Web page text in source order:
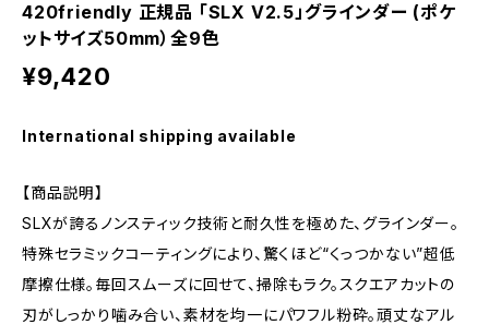
420friendly 正規品 「SLX V2.5」グラインダー (ポケ
ットサイズ50mm）全9色
¥9,420
International shipping available
【商品説明】
SLXが誇るノンスティック技術と耐久性を極めた、グラインダー。
特殊セラミックコーティングにより、驚くほど“くっつかない”超低
摩擦仕様。毎回スムーズに回せて、掃除もラク。スクエアカットの
刃がしっかり噛み合い、素材を均一にパワフル粉砕。頑丈なアル